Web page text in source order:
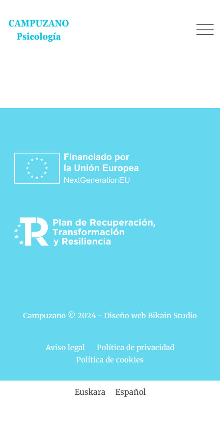
Campuzano © 2024 - Diseño web Bikain Studio
Aviso legal
Política de privacidad
Política de cookies
Euskara Español